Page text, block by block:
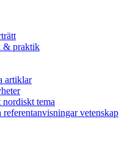
& praktik
artiklar
nordiskt tema
referentanvisningar vetenskap